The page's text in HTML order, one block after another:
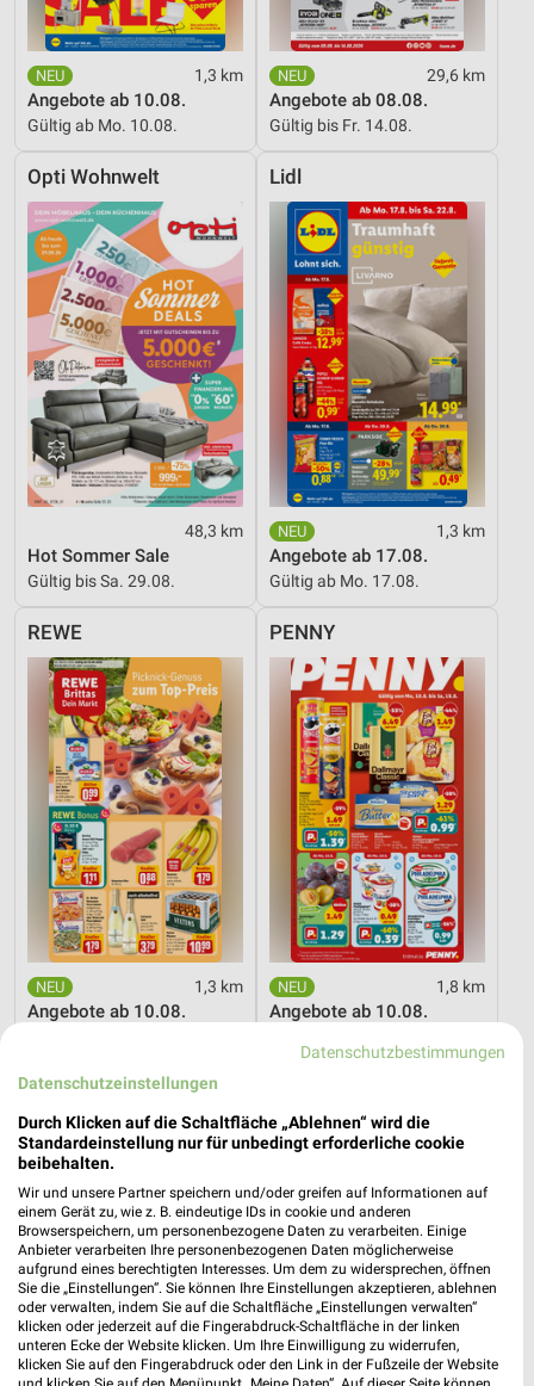
1,3 km
Angebote ab 10.08.
Gültig ab Mo. 10.08.
29,6 km
Angebote ab 08.08.
Gültig bis Fr. 14.08.
Opti Wohnwelt
48,3 km
Hot Sommer Sale
Gültig bis Sa. 29.08.
Lidl
1,3 km
Angebote ab 17.08.
Gültig ab Mo. 17.08.
REWE
1,3 km
Angebote ab 10.08.
PENNY
1,8 km
Angebote ab 10.08.
Kaufland
Datenschutzbestimmungen
Datenschutzeinstellungen
Durch Klicken auf die Schaltfläche „Ablehnen“ wird die
Standardeinstellung nur für unbedingt erforderliche cookie
beibehalten.
Wir und unsere Partner speichern und/oder greifen auf Informationen auf
einem Gerät zu, wie z. B. eindeutige IDs in cookie und anderen
Browserspeichern, um personenbezogene Daten zu verarbeiten. Einige
Anbieter verarbeiten Ihre personenbezogenen Daten möglicherweise
aufgrund eines berechtigten Interesses. Um dem zu widersprechen, öffnen
Sie die „Einstellungen“. Sie können Ihre Einstellungen akzeptieren, ablehnen
oder verwalten, indem Sie auf die Schaltfläche „Einstellungen verwalten“
klicken oder jederzeit auf die Fingerabdruck-Schaltfläche in der linken
unteren Ecke der Website klicken. Um Ihre Einwilligung zu widerrufen,
klicken Sie auf den Fingerabdruck oder den Link in der Fußzeile der Website